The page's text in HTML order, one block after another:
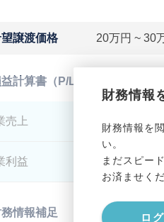
譲渡価格 20万円 ~ 30
財務情報
財務情報を
い。
まだスピー
お済ませくだ
ロ
計算書（P/L）
売上
利益
情報補足